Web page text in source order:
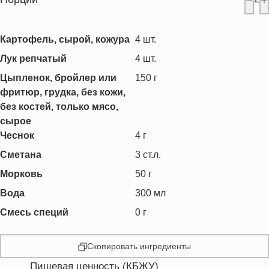
Картофель, сырой, кожура 4 шт.
Лук репчатый
4 шт.
Цыпленок, бройлер или
фритюр, грудка, без кожи,
без костей, только мясо,
сырое
150 г
Чеснок 4 г
Сметана
3 ст.л.
Морковь
50 г
Вода
300 мл
Смесь специй
0 г
Скопировать ингредиенты
Пищевая ценность (КБЖУ)